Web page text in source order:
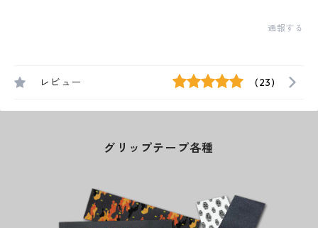
通報する
レビュー (23)
グリップテープ各種